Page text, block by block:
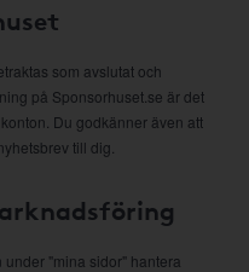
som avslutat och
på Sponsorhuset.se är det
Du godkänner även att
till dig.
"mina sidor" hantera